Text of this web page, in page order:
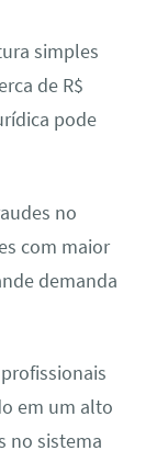
simples
de R$
pode
no
com maior
demanda
em um alto
no sistema